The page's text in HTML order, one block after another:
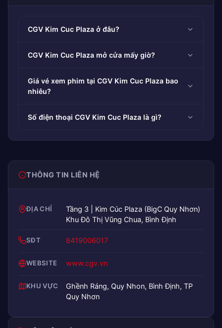
CGV Kim Cuc Plaza ở đâu?
CGV Kim Cuc Plaza mở cửa mấy giờ?
Giá vé xem phim tại CGV Kim Cuc Plaza bao
nhiêu?
Số điện thoại CGV Kim Cuc Plaza là gì?
THÔNG TIN LIÊN HỆ
ĐỊA CHỈ
Tầng 3 | Kim Cúc Plaza (BigC Quy Nhơn)
Khu Đô Thị Vũng Chua, Bình Định
SĐT 8419006017
WEBSITE www.cgv.vn
KHU VỰC
Ghềnh Ráng, Quy Nhon, Bình Định, TP
Quy Nhơn